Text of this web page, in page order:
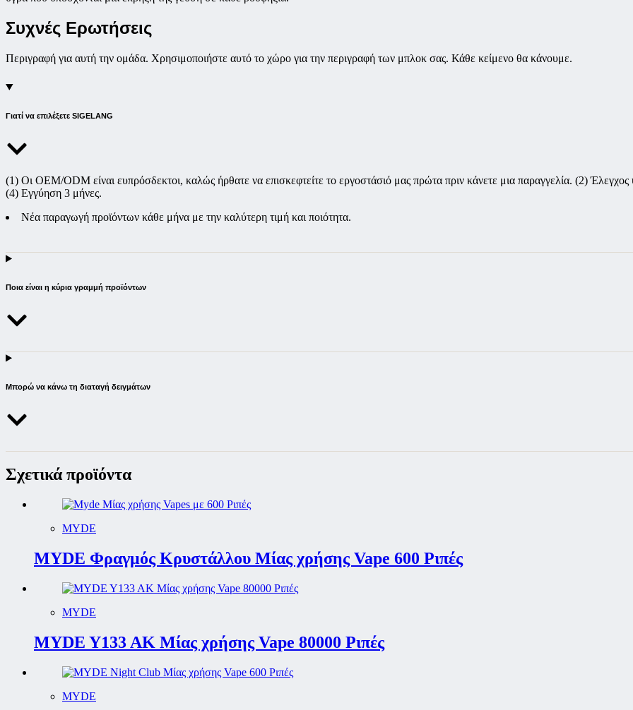
Συχνές Ερωτήσεις
Περιγραφή για αυτή την ομάδα. Χρησιμοποιήστε αυτό το χώρο για την περιγραφή των μπλοκ σας. Κάθε κείμενο θα κάνουμε.
Γιατί να επιλέξετε SIGELANG
(1) Οι OEM/ODM είναι ευπρόσδεκτοι, καλώς ήρθατε να επισκεφτείτε το εργοστάσιό μας πρώτα πριν κάνετε μια παραγγελία. (2)
(4) Εγγύηση 3 μήνες.
Νέα παραγωγή προϊόντων κάθε μήνα με την καλύτερη τιμή και ποιότητα.
Ποια είναι η κύρια γραμμή προϊόντων
Μπορώ να κάνω τη διαταγή δειγμάτων
Σχετικά προϊόντα
MYDE
MYDE Φραγμός Κρυστάλλου Μίας χρήσης Vape 600 Ριπές
MYDE
MYDE Y133 AK Μίας χρήσης Vape 80000 Ριπές
MYDE